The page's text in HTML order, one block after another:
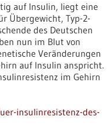
auf Insulin, liegt eine
Übergewicht, Typ-2-
des Deutschen
nun im Blut von
Veränderungen
auf Insulin anspricht.
im Gehirn
insulinresistenz-des-